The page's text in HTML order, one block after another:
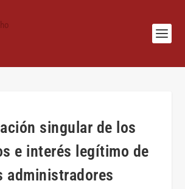
singular de los
e interés legítimo de
administradores